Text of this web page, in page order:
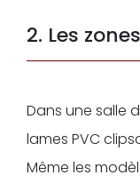
2. Les
Dans une salle
lames PVC
Même les